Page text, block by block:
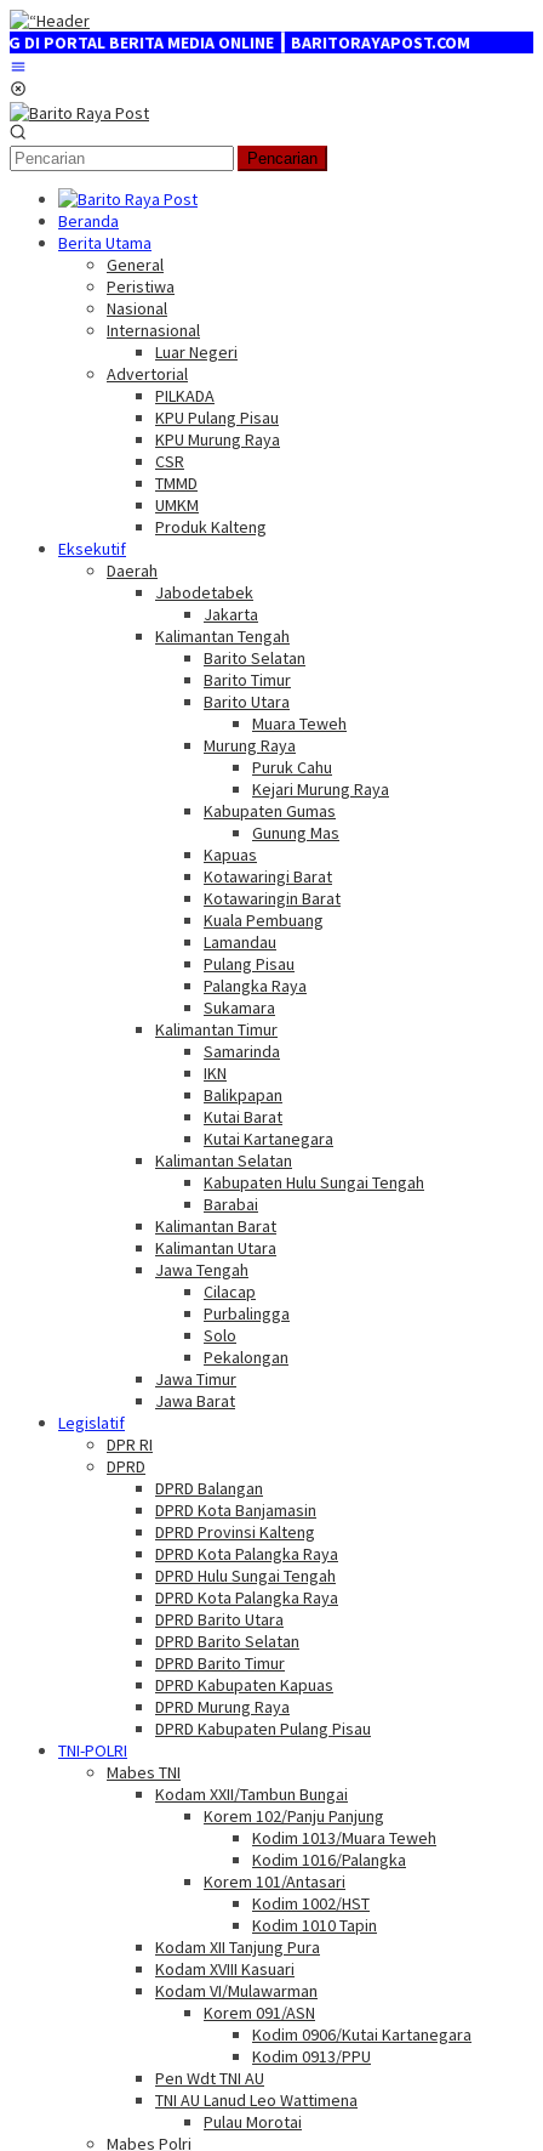
Loncat
ke
konten
BERITA MEDIA ONLINE ┃ BARITORAYAPOST.COM
Pencarian
Beranda
Berita Utama
General
Peristiwa
Nasional
Internasional
Luar Negeri
Advertorial
PILKADA
KPU Pulang Pisau
KPU Murung Raya
CSR
TMMD
UMKM
Produk Kalteng
Eksekutif
Daerah
Jabodetabek
Jakarta
Kalimantan Tengah
Barito Selatan
Barito Timur
Barito Utara
Muara Teweh
Murung Raya
Puruk Cahu
Kejari Murung Raya
Kabupaten Gumas
Gunung Mas
Kapuas
Kotawaringi Barat
Kotawaringin Barat
Kuala Pembuang
Lamandau
Pulang Pisau
Palangka Raya
Sukamara
Kalimantan Timur
Samarinda
IKN
Balikpapan
Kutai Barat
Kutai Kartanegara
Kalimantan Selatan
Kabupaten Hulu Sungai Tengah
Barabai
Kalimantan Barat
Kalimantan Utara
Jawa Tengah
Cilacap
Purbalingga
Solo
Pekalongan
Jawa Timur
Jawa Barat
Legislatif
DPR RI
DPRD
DPRD Balangan
DPRD Kota Banjamasin
DPRD Provinsi Kalteng
DPRD Kota Palangka Raya
DPRD Hulu Sungai Tengah
DPRD Kota Palangka Raya
DPRD Barito Utara
DPRD Barito Selatan
DPRD Barito Timur
DPRD Kabupaten Kapuas
DPRD Murung Raya
DPRD Kabupaten Pulang Pisau
TNI-POLRI
Mabes TNI
Kodam XXII/Tambun Bungai
Korem 102/Panju Panjung
Kodim 1013/Muara Teweh
Kodim 1016/Palangka
Korem 101/Antasari
Kodim 1002/HST
Kodim 1010 Tapin
Kodam XII Tanjung Pura
Kodam XVIII Kasuari
Kodam VI/Mulawarman
Korem 091/ASN
Kodim 0906/Kutai Kartanegara
Kodim 0913/PPU
Pen Wdt TNI AU
TNI AU Lanud Leo Wattimena
Pulau Morotai
Mabes Polri